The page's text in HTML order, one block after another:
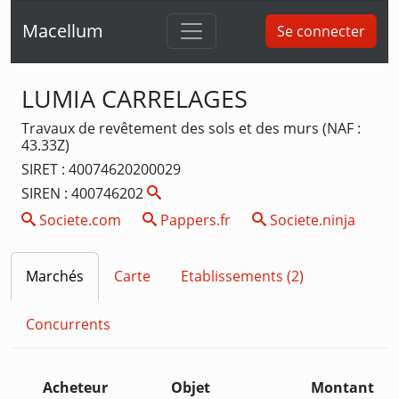
Macellum Se connecter
LUMIA CARRELAGES
Travaux de revêtement des sols et des murs (NAF :
43.33Z)
SIRET : 40074620200029
SIREN : 400746202
Societe.com
Pappers.fr Societe.ninja
Marchés Carte Etablissements (2)
Concurrents
Acheteur Objet
Montant